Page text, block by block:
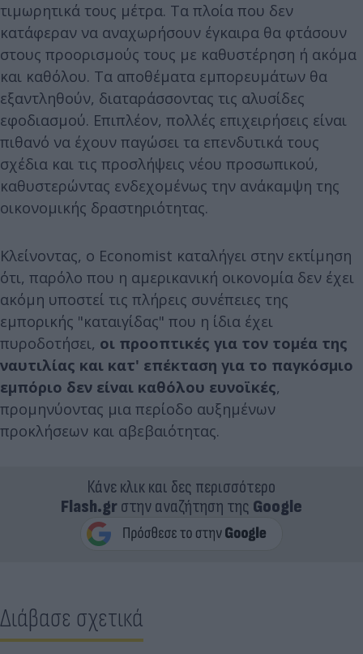
τιμωρητικά τους μέτρα. Τα πλοία που δεν
κατάφεραν να αναχωρήσουν έγκαιρα θα φτάσουν
στους προορισμούς τους με καθυστέρηση ή ακόμα
και καθόλου. Τα αποθέματα εμπορευμάτων θα
εξαντληθούν, διαταράσσοντας τις αλυσίδες
εφοδιασμού. Επιπλέον, πολλές επιχειρήσεις είναι
πιθανό να έχουν παγώσει τα επενδυτικά τους
σχέδια και τις προσλήψεις νέου προσωπικού,
καθυστερώντας ενδεχομένως την ανάκαμψη της
οικονομικής δραστηριότητας.
Κλείνοντας, ο Economist καταλήγει στην εκτίμηση
ότι, παρόλο που η αμερικανική οικονομία δεν έχει
ακόμη υποστεί τις πλήρεις συνέπειες της
εμπορικής "καταιγίδας" που η ίδια έχει
πυροδοτήσει, οι προοπτικές για τον τομέα της
ναυτιλίας και κατ' επέκταση για το παγκόσμιο
εμπόριο δεν είναι καθόλου ευνοϊκές,
προμηνύοντας μια περίοδο αυξημένων
προκλήσεων και αβεβαιότητας.
Κάνε κλικ και δες περισσότερο
Flash.grστην αναζήτηση της Google
Διάβασε σχετικά